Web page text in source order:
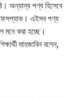
অন্যান্য পণ্য হিসেবে
ফেসপ্যাক। এইসব পণ্য
মনে করা হচ্ছে।
মাহজাবিন বলেন,